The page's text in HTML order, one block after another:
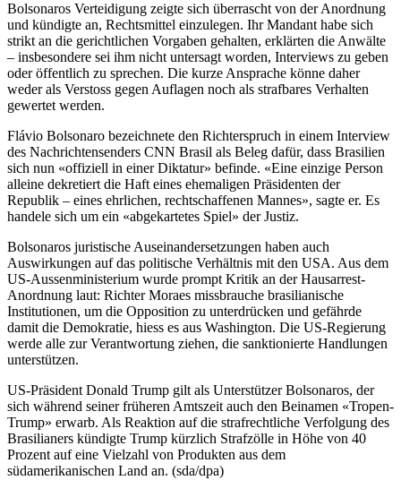
Bolsonaros Verteidigung zeigte sich überrascht von der Anordnung
und kündigte an, Rechtsmittel einzulegen. Ihr Mandant habe sich
strikt an die gerichtlichen Vorgaben gehalten, erklärten die Anwälte
– insbesondere sei ihm nicht untersagt worden, Interviews zu geben
oder öffentlich zu sprechen. Die kurze Ansprache könne daher
weder als Verstoss gegen Auflagen noch als strafbares Verhalten
gewertet werden.
Flávio Bolsonaro bezeichnete den Richterspruch in einem Interview
des Nachrichtensenders CNN Brasil als Beleg dafür, dass Brasilien
sich nun «offiziell in einer Diktatur» befinde. «Eine einzige Person
alleine dekretiert die Haft eines ehemaligen Präsidenten der
Republik – eines ehrlichen, rechtschaffenen Mannes», sagte er. Es
handele sich um ein «abgekartetes Spiel» der Justiz.
Bolsonaros juristische Auseinandersetzungen haben auch
Auswirkungen auf das politische Verhältnis mit den USA. Aus dem
US-Aussenministerium wurde prompt Kritik an der Hausarrest-
Anordnung laut: Richter Moraes missbrauche brasilianische
Institutionen, um die Opposition zu unterdrücken und gefährde
damit die Demokratie, hiess es aus Washington. Die US-Regierung
werde alle zur Verantwortung ziehen, die sanktionierte Handlungen
unterstützen.
US-Präsident Donald Trump gilt als Unterstützer Bolsonaros, der
sich während seiner früheren Amtszeit auch den Beinamen «Tropen-
Trump» erwarb. Als Reaktion auf die strafrechtliche Verfolgung des
Brasilianers kündigte Trump kürzlich Strafzölle in Höhe von 40
Prozent auf eine Vielzahl von Produkten aus dem
südamerikanischen Land an. (sda/dpa)